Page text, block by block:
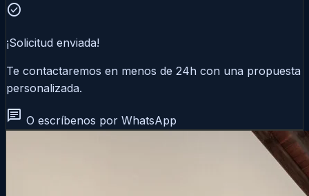
check_circle
¡Solicitud enviada!
Te contactaremos en menos de 24h con una propuesta
personalizada.
chat O escríbenos por WhatsApp